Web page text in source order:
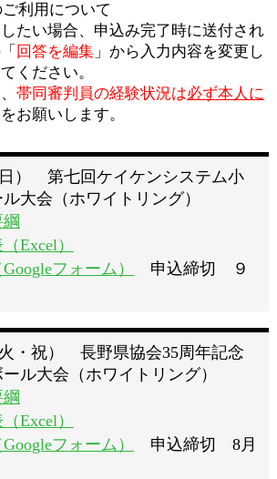
利用について
たい場合、申込み完了時に送付され
回答を編集」から入力内容を変更し
ください。
帯同審判員の経験状況は必ず本人に
お願いします。
） 第七回ケイケンシステム小
大会（ホワイトリング）
Excel）
フォーム）
申込締切 ９
・祝） 長野県協会35周年記念
ル大会（ホワイトリング）
Excel）
フォーム）
申込締切 8月